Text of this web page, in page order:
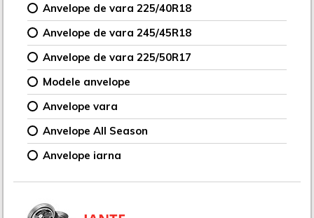
Anvelope de vara 225/40R18
Anvelope de vara 245/45R18
Anvelope de vara 225/50R17
Modele anvelope
Anvelope vara
Anvelope All Season
Anvelope iarna